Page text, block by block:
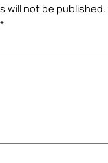
will not be published.
*